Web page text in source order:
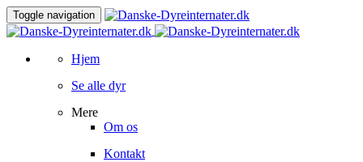
Toggle navigation
Hjem
Se alle dyr
Mere
Om os
Kontakt